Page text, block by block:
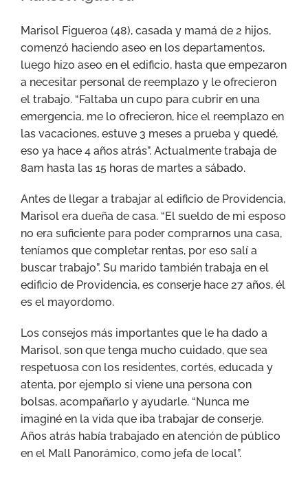
Marisol Figueroa (48), casada y mamá de 2 hijos,
comenzó haciendo aseo en los departamentos,
luego hizo aseo en el edificio, hasta que empezaron
a necesitar personal de reemplazo y le ofrecieron
el trabajo. “Faltaba un cupo para cubrir en una
emergencia, me lo ofrecieron, hice el reemplazo en
las vacaciones, estuve 3 meses a prueba y quedé,
eso ya hace 4 años atrás”. Actualmente trabaja de
8am hasta las 15 horas de martes a sábado.
Antes de llegar a trabajar al edificio de Providencia,
Marisol era dueña de casa. “El sueldo de mi esposo
no era suficiente para poder comprarnos una casa,
teníamos que completar rentas, por eso salí a
buscar trabajo”. Su marido también trabaja en el
edificio de Providencia, es conserje hace 27 años, él
es el mayordomo.
Los consejos más importantes que le ha dado a
Marisol, son que tenga mucho cuidado, que sea
respetuosa con los residentes, cortés, educada y
atenta, por ejemplo si viene una persona con
bolsas, acompañarlo y ayudarle. “Nunca me
imaginé en la vida que iba trabajar de conserje.
Años atrás había trabajado en atención de público
en el Mall Panorámico, como jefa de local”.